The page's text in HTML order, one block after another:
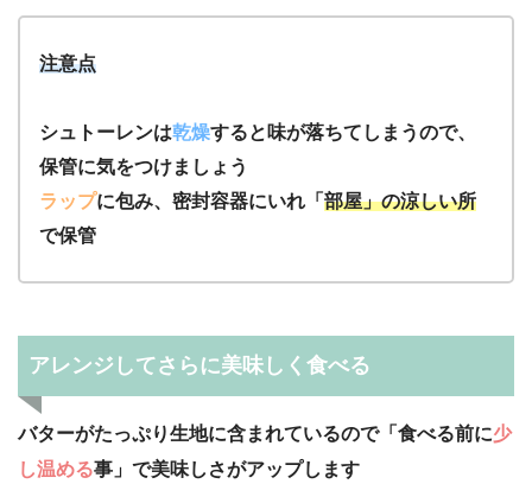
注意点
シュトーレンは乾燥すると味が落ちてしまうので、
保管に気をつけましょう
ラップに包み、密封容器にいれ「 部屋」の涼しい所
で保管
アレンジしてさらに美味しく食べる
バターがたっぷり生地に含まれているので「食べる前に少
し温める事」で美味しさがアップします